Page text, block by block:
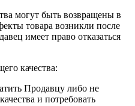
могут быть возвращены в
товара возникли после
имеет право отказаться
качества:
Продавцу либо не
и потребовать